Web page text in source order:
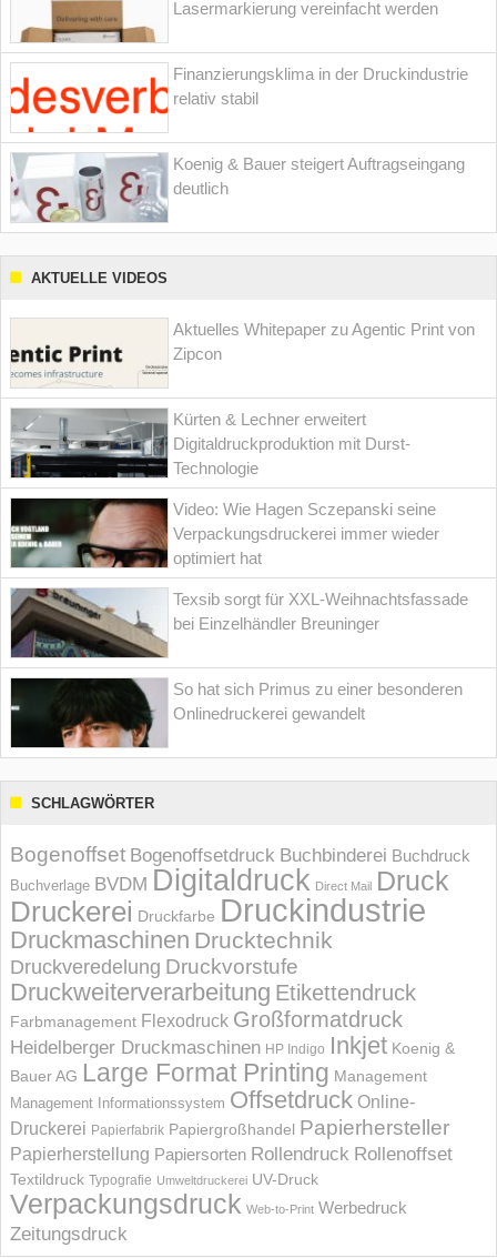
Lasermarkierung vereinfacht werden
Finanzierungsklima in der Druckindustrie
relativ stabil
Koenig & Bauer steigert Auftragseingang
deutlich
AKTUELLE VIDEOS
Aktuelles Whitepaper zu Agentic Print von
Zipcon
Kürten & Lechner erweitert
Digitaldruckproduktion mit Durst-
Technologie
Video: Wie Hagen Sczepanski seine
Verpackungsdruckerei immer wieder
optimiert hat
Texsib sorgt für XXL-Weihnachtsfassade
bei Einzelhändler Breuninger
So hat sich Primus zu einer besonderen
Onlinedruckerei gewandelt
SCHLAGWÖRTER
Bogenoffset Bogenoffsetdruck Buchbinderei Buchdruck
Buchverlage BVDM Digitaldruck Direct Mail Druck
Druckerei Druckfarbe Druckindustrie
Druckmaschinen Drucktechnik
Druckveredelung Druckvorstufe
Druckweiterverarbeitung Etikettendruck
Farbmanagement Flexodruck Großformatdruck
Heidelberger Druckmaschinen HP Indigo Inkjet Koenig &
Bauer AG Large Format Printing Management
Management Informations­system Offsetdruck Online-
Druckerei Papierfabrik Papiergroßhandel Papierhersteller
Papierherstellung Papiersorten Rollendruck Rollenoffset
Textildruck Typografie Umweltdruckerei UV-Druck
Verpackungsdruck Web-to-Print Werbedruck
Zeitungsdruck